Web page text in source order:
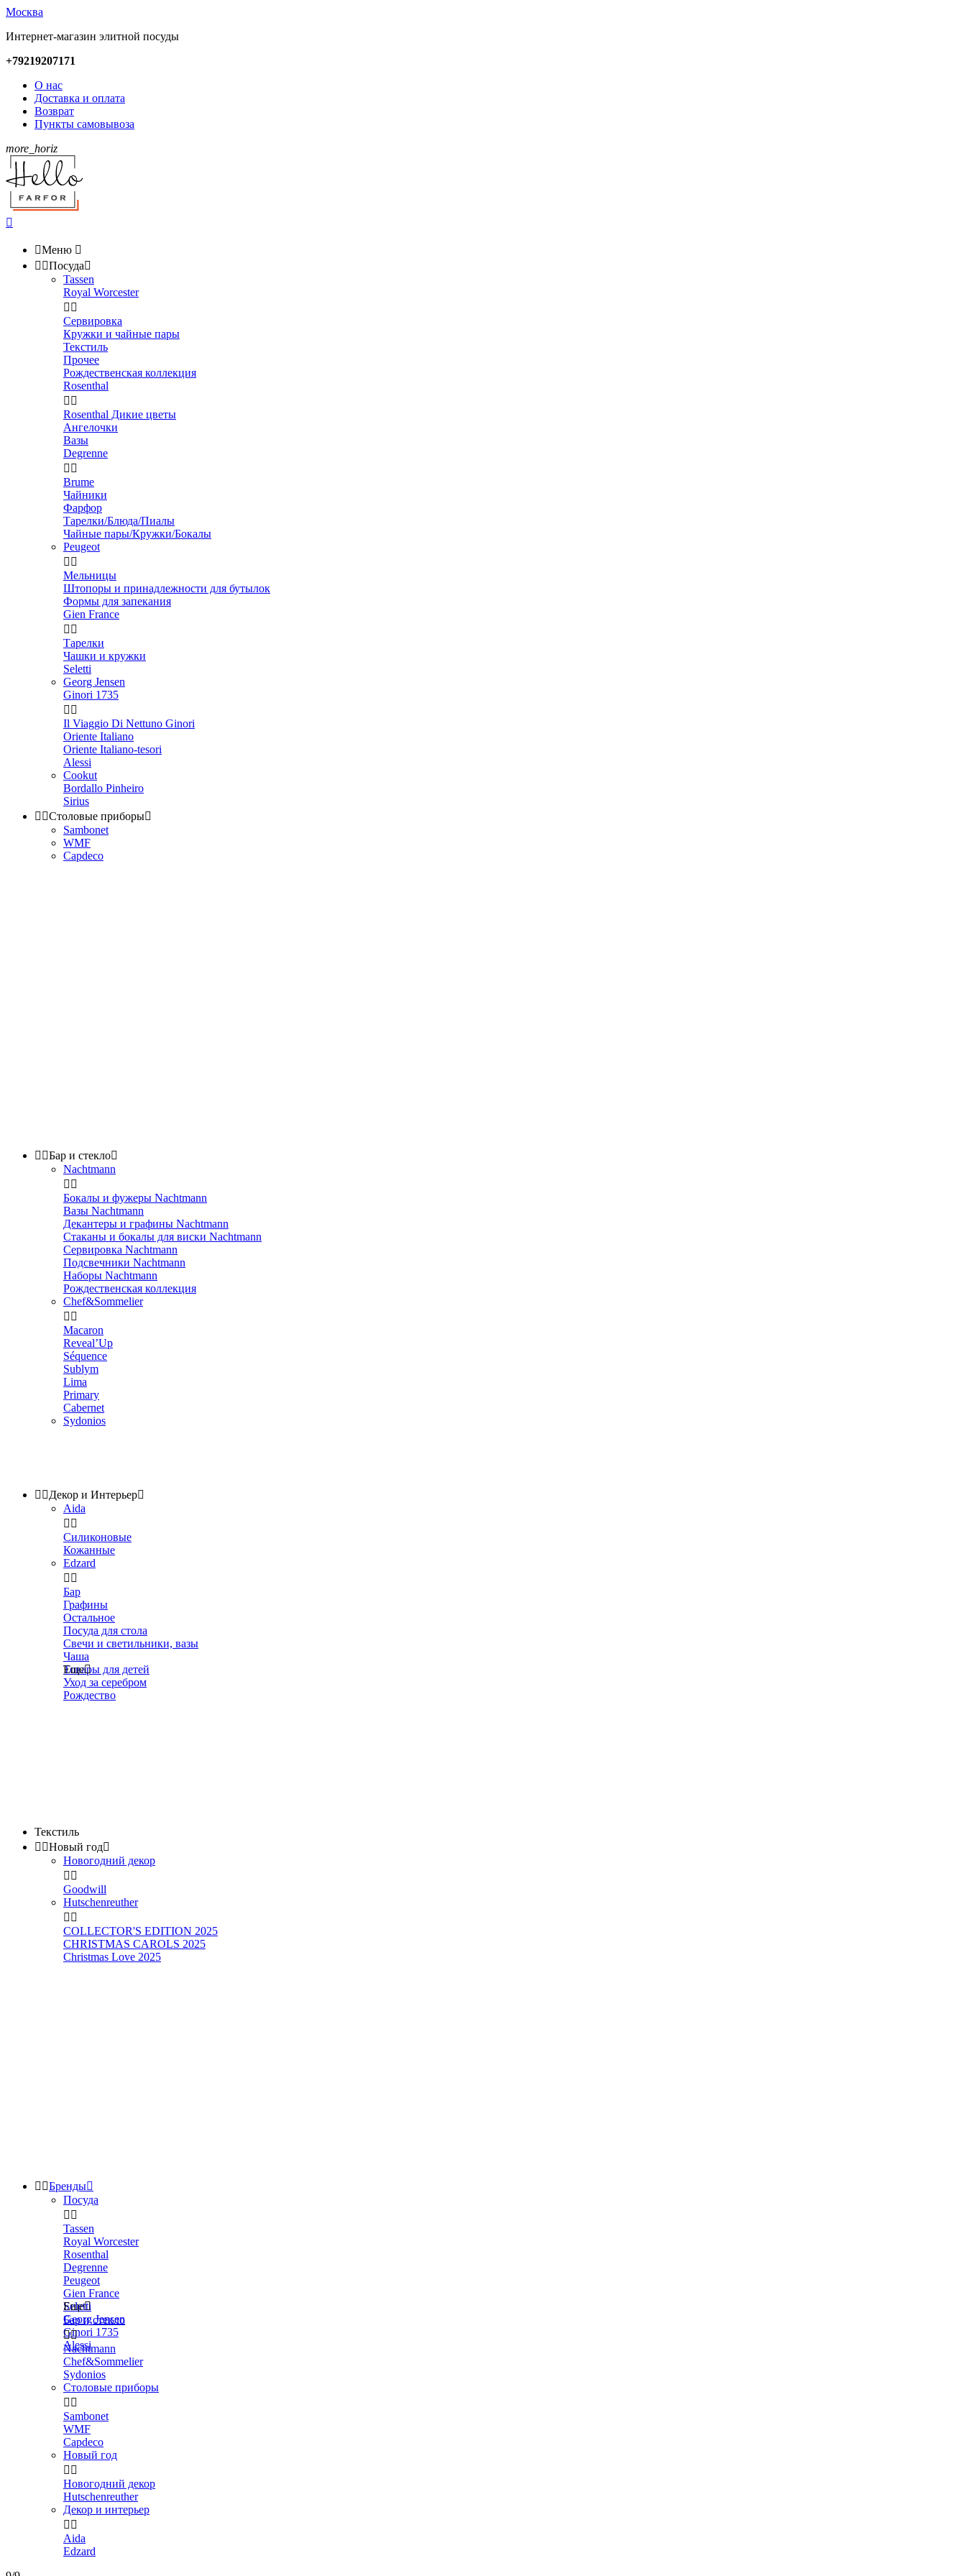
Москва
Интернет-магазин элитной посуды
+79219207171
О нас
Доставка и оплата
Возврат
Пункты самовывоза
more_horiz

Меню 
 Посуда
Tassen
Royal Worcester
 
Сервировка
Кружки и чайные пары
Текстиль
Прочее
Рождественская коллекция
Rosenthal
 
Rosenthal Дикие цветы
Ангелочки
Вазы
Degrenne
 
Brume
Чайники
Фарфор
Тарелки/Блюда/Пиалы
Чайные пары/Кружки/Бокалы
Peugeot
 
Мельницы
Штопоры и принадлежности для бутылок
Формы для запекания
Gien France
 
Тарелки
Чашки и кружки
Seletti
Georg Jensen
Ginori 1735
 
Il Viaggio Di Nettuno Ginori
Oriente Italiano
Oriente Italiano-tesori
Alessi
Cookut
Bordallo Pinheiro
Sirius
 Столовые приборы
Sambonet
WMF
Capdeco
 Бар и стекло
Nachtmann
 
Бокалы и фужеры Nachtmann
Вазы Nachtmann
Декантеры и графины Nachtmann
Стаканы и бокалы для виски Nachtmann
Сервировка Nachtmann
Подсвечники Nachtmann
Наборы Nachtmann
Рождественская коллекция
Chef&Sommelier
 
Macaron
Reveal’Up
Séquence
Sublym
Lima
Primary
Cabernet
Sydonios
 Декор и Интерьер
Aida
 
Силиконовые
Кожанные
Edzard
 
Бар
Графины
Остальное
Посуда для стола
Свечи и светильники, вазы
Чаша
Товары для детей
Уход за серебром
Рождество
Еще
Текстиль
 Новый год
Новогодний декор
 
Goodwill
Hutschenreuther
 
COLLECTOR'S EDITION 2025
CHRISTMAS CAROLS 2025
Christmas Love 2025
 Бренды
Посуда
 
Tassen
Royal Worcester
Rosenthal
Degrenne
Peugeot
Gien France
Seletti
Georg Jensen
Ginori 1735
Alessi
Еще
Бар и стекло

Nachtmann
Chef&Sommelier
Sydonios
Столовые приборы
 
Sambonet
WMF
Capdeco
Новый год
 
Новогодний декор
Hutschenreuther
Декор и интерьер
 
Aida
Edzard